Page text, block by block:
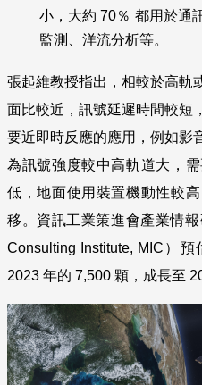
小，大約 70％ 都用於通
監測、洋流分析等。
張起維教授指出，相較於高軌
面比較近，訊號延遲時間較短
要近即時反應的應用，例如影
為訊號強度較中高軌道大，
低，地面使用裝置機動性較
移。資訊工業策進會產業情報
Consulting Institute, MIC ） 預
2023 年的 7,500 顆，成長至